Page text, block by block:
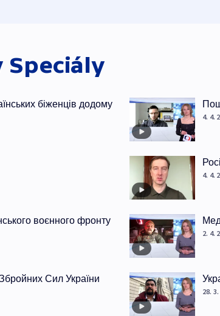
Speciály
біженців додому
воєнного фронту
Сил України
4. 4.
4. 4.
2. 4.
28.